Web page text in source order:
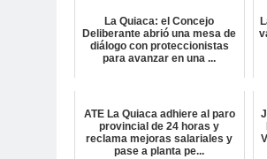
La Quiaca: el Concejo
Deliberante abrió una mesa de
diálogo con proteccionistas
para avanzar en una ...
ATE La Quiaca adhiere al paro
provincial de 24 horas y
reclama mejoras salariales y
pase a planta pe...